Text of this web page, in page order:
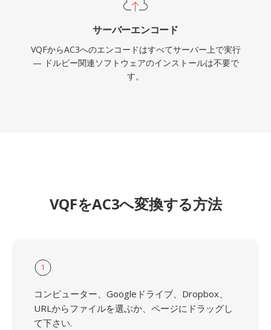
サーバーエンコード
VQFからAC3へのエンコードはすべてサーバー上で実行
— ドルビー関連ソフトウェアのインストールは不要で
す。
VQFをAC3へ変換する方法
1
コンピューター、Googleドライブ、Dropbox、
URLからファイルを選ぶか、ページにドラッグし
て下さい.